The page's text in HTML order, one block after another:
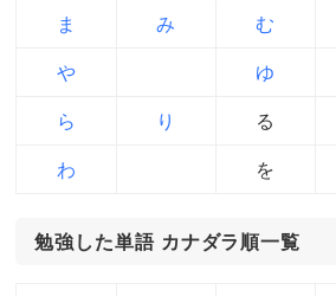
ま み む
や ゆ
ら り る
わ を
勉強した単語 カナダラ順一覧